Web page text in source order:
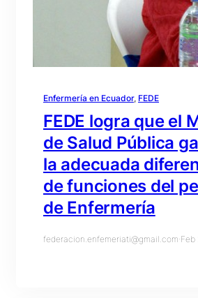
Enfermería en Ecuador, FEDE
FEDE logra que el
de Salud Pública
la adecuada
de funciones del
de Enfermería
federacion.enfemeriati@gmail.com·Feb